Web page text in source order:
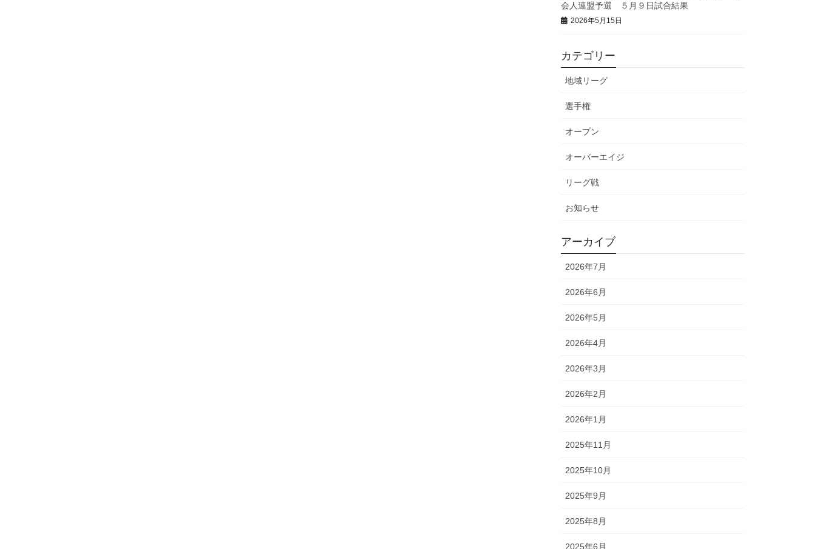
会人連盟予選 ５月９日試合結果
2026年5月15日
カテゴリー
地域リーグ
選手権
オープン
オーバーエイジ
リーグ戦
お知らせ
アーカイブ
2026年7月
2026年6月
2026年5月
2026年4月
2026年3月
2026年2月
2026年1月
2025年11月
2025年10月
2025年9月
2025年8月
2025年6月